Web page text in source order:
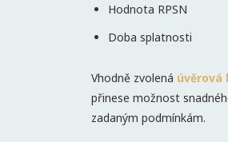
Hodnota RPSN
Doba splatnosti
Vhodně zvolená úvěrová
přinese možnost
zadaným podmínkám.